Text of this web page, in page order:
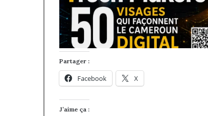
Partager :
Facebook X
J’aime ça :